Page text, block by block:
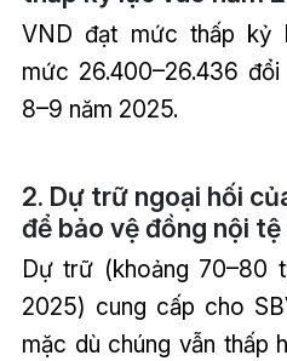
VND đạt mức thấp kỷ
mức 26.400–26.436
8–9 năm 2025.
2. Dự trữ ngoại hối
để bảo vệ đồng nội
Dự trữ (khoảng 70–80
2025) cung cấp cho
mặc dù chúng vẫn thấp